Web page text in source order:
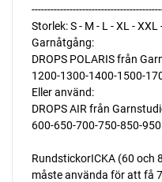
Storlek: S - M - L - XL - XXL
Garnåtgång:
DROPS POLARIS från
1200-1300-1400-1500-
Eller använd:
DROPS AIR från
600-650-700-750-850-
RundstickorICKA (60 och
måste använda för att få